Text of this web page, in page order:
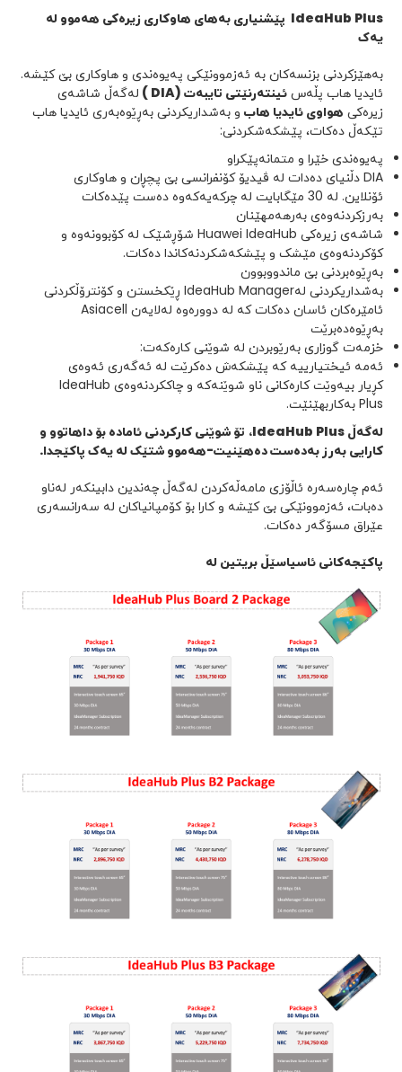
IdeaHub Plus پێشنیاری بەهای هاوکاری زیرەکی هەموو لە
یەک
بەهێزکردنی بزنسەکان بە ئەزموونێکی پەیوەندی و هاوکاری بێ کێشە.
ئایدیا هاب پڵەس ئینتەرنێتی تایبەت (DIA
) لەگەڵ شاشەی
زیرەکی هواوی ئایدیا هاب و بەشداریکردنی بەڕێوەبەری ئایدیا هاب
تێکەڵ دەکات، پێشکەشکردنی:
پەیوەندی خێرا و متمانەپێکراو
DIA دڵنیای دەدات لە ڤیدیۆ کۆنفرانسی بێ پچڕان و هاوکاری
ئۆنلاین. لە 30 مێگابایت لە چرکەیەکەوە دەست پێدەکات
بەرزکردنەوەی بەرهەمهێنان
شاشەی زیرەکی Huawei IdeaHub شۆڕشێک لە کۆبوونەوە و
کۆکردنەوەی مێشک و پێشکەشکردنەکاندا دەکات.
بەڕێوەبردنی بێ ماندووبوون
بەشداریکردنی لەIdeaHub Manager ڕێکخستن و کۆنترۆڵکردنی
ئامێرەکان ئاسان دەکات کە لە دوورەوە لەلایەن Asiacell
بەڕێوەدەبرێت
خزمەت گوزاری بەرێوبردن لە شوێنی کارەکەت:
ئەمە ئیختیارییە کە پێشکەش دەکرێت لە ئەگەری ئەوەی
کڕیار بیەوێت کارەکانی ناو شوێنەکە و چاککردنەوەی IdeaHub
Plus بەکاربهێنێت.
لەگەڵ IdeaHub Plus، تۆ شوێنی کارکردنی ئامادە بۆ داهاتوو و
کارایی بەرز بەدەست دەهێنیت-هەموو شتێک لە یەک پاکێجدا.
ئەم چارەسەرە ئاڵۆزی مامەڵەکردن لەگەڵ چەندین دابینکەر لەناو
دەبات، ئەزموونێکی بێ کێشە و کارا بۆ کۆمپانیاکان لە سەرانسەری
عێراق مسۆگەر دەکات.
پاکێجەکانی ئاسیاسێڵ بریتین لە